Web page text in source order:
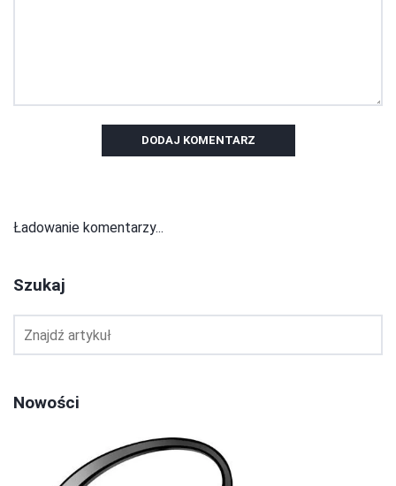
DODAJ KOMENTARZ
Ładowanie komentarzy...
Szukaj
Nowości